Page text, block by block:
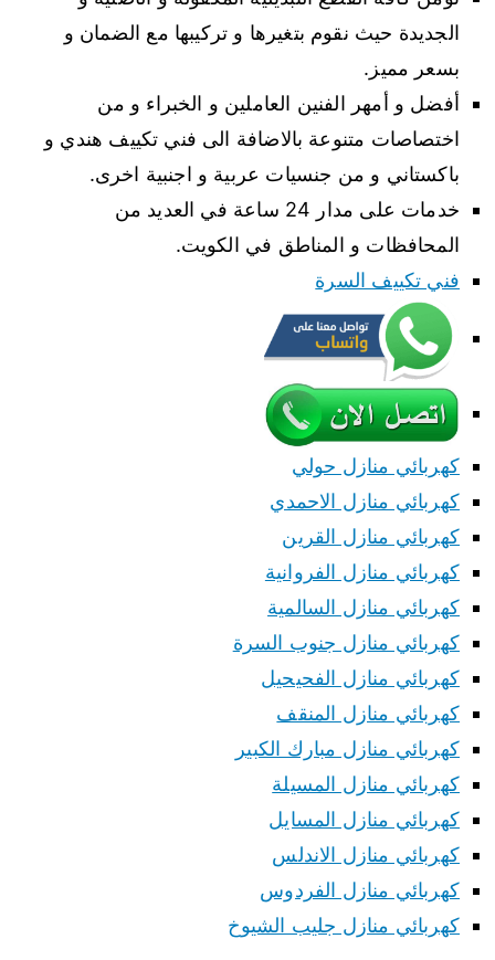
الجديدة حيث نقوم بتغيرها و تركيبها مع الضمان و
بسعر مميز.
أفضل و أمهر الفنين العاملين و الخبراء و من
اختصاصات متنوعة بالاضافة الى فني تكييف هندي و
باكستاني و من جنسيات عربية و اجنبية اخرى.
خدمات على مدار 24 ساعة في العديد من
المحافظات و المناطق في الكويت.
فني تكييف السرة
كهربائي منازل حولي
كهربائي منازل الاحمدي
كهربائي منازل القرين
كهربائي منازل الفروانية
كهربائي منازل السالمية
كهربائي منازل جنوب السرة
كهربائي منازل الفحيحيل
كهربائي منازل المنقف
كهربائي منازل مبارك الكبير
كهربائي منازل المسيلة
كهربائي منازل المسايل
كهربائي منازل الاندلس
كهربائي منازل الفردوس
كهربائي منازل جليب الشيوخ